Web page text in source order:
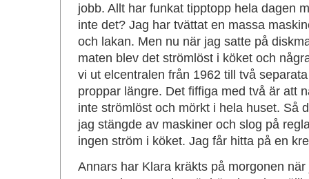
jobb. Allt har funkat tipptopp hela dagen
inte det? Jag har tvättat en massa
och lakan. Men nu när jag satte på
maten blev det strömlöst i köket och
vi ut elcentralen från 1962 till två
proppar längre. Det fiffiga med två är att
inte strömlöst och mörkt i hela huset. Så
jag stängde av maskiner och slog på
ingen ström i köket. Jag får hitta på en
Annars har Klara kräkts på morgonen